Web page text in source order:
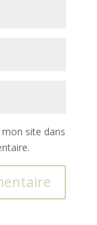
site dans